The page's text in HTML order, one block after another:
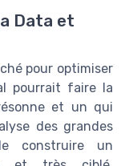
Data et
pour optimiser
pourrait faire la
et un qui
des grandes
construire un